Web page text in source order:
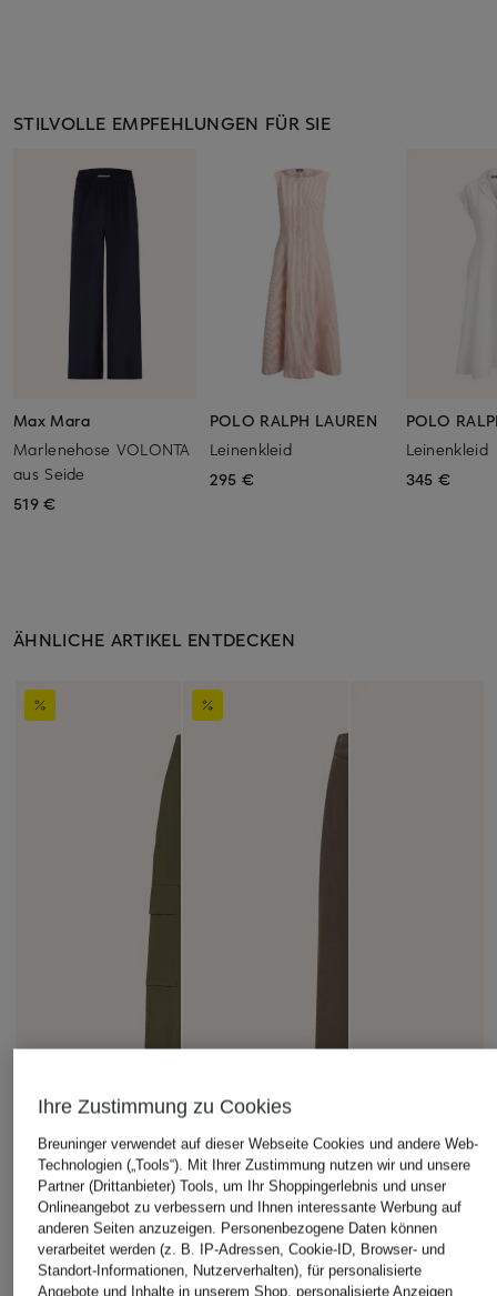
STILVOLLE EMPFEHLUNGEN FÜR SIE
Max Mara
Marlenehose VOLONTA
aus Seide
519 €
POLO RALPH LAUREN
Leinenkleid
295 €
POLO
Leinenkleid
345 €
ÄHNLICHE ARTIKEL ENTDECKEN
Ihre Zustimmung zu Cookies
Breuninger verwendet auf dieser Webseite Cookies und andere Web-
Technologien („Tools“). Mit Ihrer Zustimmung nutzen wir und unsere
Partner (Drittanbieter) Tools, um Ihr Shoppingerlebnis und unser
Onlineangebot zu verbessern und Ihnen interessante Werbung auf
anderen Seiten anzuzeigen. Personenbezogene Daten können
verarbeitet werden (z. B. IP-Adressen, Cookie-ID, Browser- und
Standort-Informationen, Nutzerverhalten), für personalisierte
Angebote und Inhalte in unserem Shop, personalisierte Anzeigen